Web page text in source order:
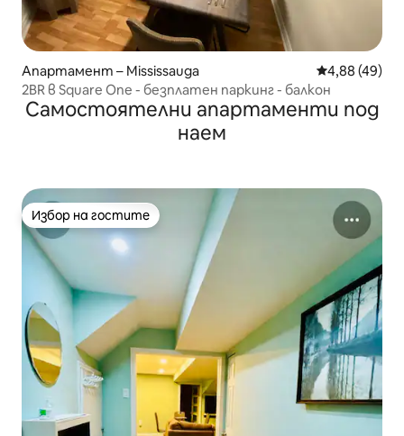
Апартамент – Mississauga Средна
4,88 (49)
2BR в Square One - безплатен паркинг - балкон
Самостоятелни апартаменти под
наем
Избор на гостите
Избор на гостите